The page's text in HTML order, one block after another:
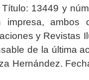
13449 y
ambos
y Revistas
de la última
Hernández.